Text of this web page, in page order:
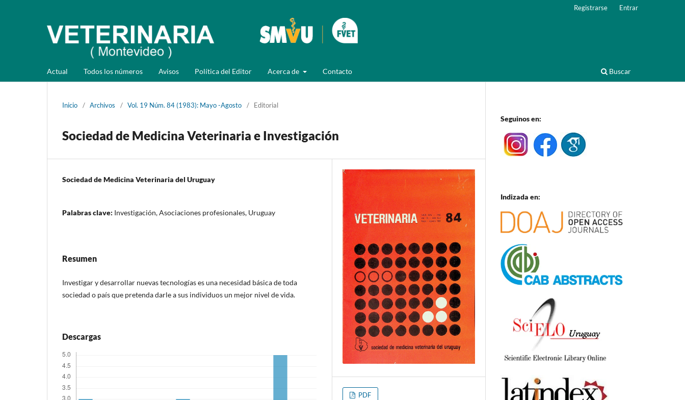
Actual Todos los números Avisos Política del Editor Acerca de Contacto Buscar
Registrarse Entrar
Inicio / Archivos / Vol. 19 Núm. 84 (1983): Mayo -Agosto / Editorial
Sociedad de Medicina Veterinaria e Investigación
Sociedad de Medicina Veterinaria del Uruguay
Palabras clave: Investigación, Asociaciones profesionales, Uruguay
Resumen
Investigar y desarrollar nuevas tecnologías es una necesidad básica de toda
sociedad o país que pretenda darle a sus individuos un mejor nivel de vida.
Descargas
PDF
Seguinos en:
Indizada en: